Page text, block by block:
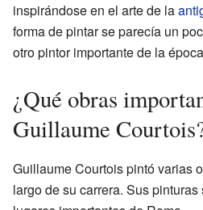
inspirándose en el arte de la
forma de pintar se parecía un
otro pintor importante de la
¿Qué obras
Guillaume
Guillaume Courtois pintó varias
largo de su carrera. Sus